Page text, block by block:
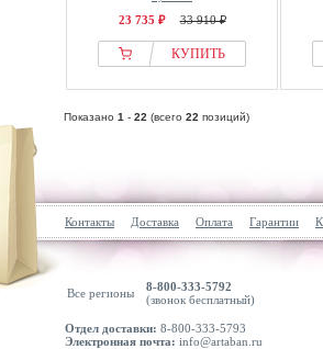
23 735 ₽ 33 910 ₽
КУПИТЬ
Показано 1 - 22 (всего 22 позиций)
Контакты Доставка Оплата Гарантии
Все регионы
8-800-333-5792
(звонок бесплатный)
Отдел доставки: 8-800-333-5793
Электронная почта: info@artaban.ru